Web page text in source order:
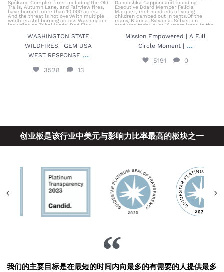
WASHINGTON STATE
WILDFIRES | GEM USA
WEST RESPONSE ...
3528 13
Mission Empowered | A Full
Circle Moment | ...
5191 0
创业板是该行业中美元与影响力比率最高的板块之一
我们的主要目标是在最短的时间内向最多的有需要的人提供最多